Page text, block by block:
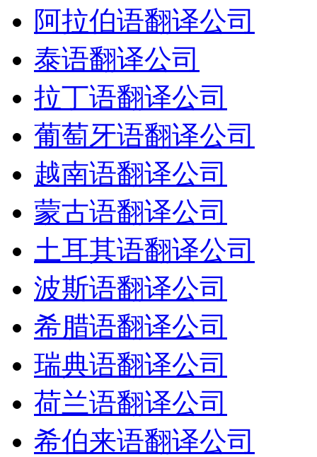
阿拉伯语翻译公司
泰语翻译公司
拉丁语翻译公司
葡萄牙语翻译公司
越南语翻译公司
蒙古语翻译公司
土耳其语翻译公司
波斯语翻译公司
希腊语翻译公司
瑞典语翻译公司
荷兰语翻译公司
希伯来语翻译公司